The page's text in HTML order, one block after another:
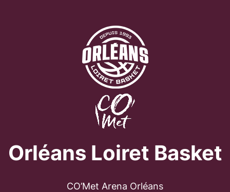
Orléans Loiret Basket
CO’Met Arena Orléans